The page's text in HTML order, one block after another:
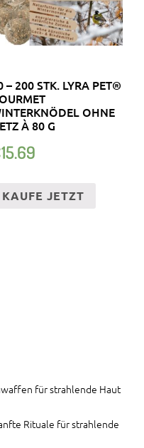
– 200 STK. LYRA PET®
OHNE
À 80 G
15.69
KAUFE JETZT
für strahlende Haut
Rituale für strahlende